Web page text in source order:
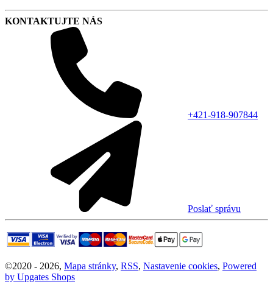
KONTAKTUJTE NÁS
+421-918-907844
Poslať správu
©2020 - 2026, Mapa stránky, RSS, Nastavenie cookies, Powered
by Upgates Shops